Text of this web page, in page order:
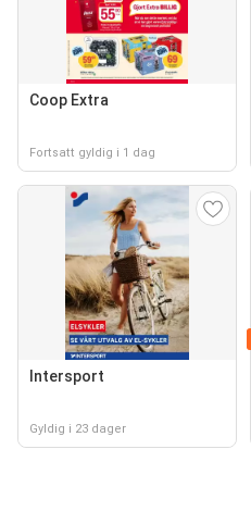
Coop Extra
Fortsatt gyldig i 1 dag
Intersport
Gyldig i 23 dager